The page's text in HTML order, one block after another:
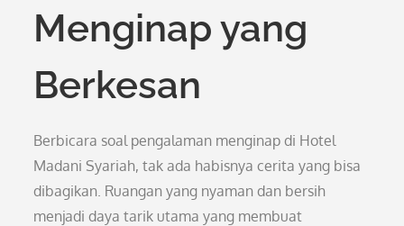
Menginap yang
Berkesan
Berbicara soal pengalaman menginap di Hotel
Madani Syariah, tak ada habisnya cerita yang bisa
dibagikan. Ruangan yang nyaman dan bersih
menjadi daya tarik utama yang membuat